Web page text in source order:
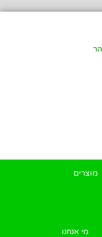
מוצרים
מי אנחנו